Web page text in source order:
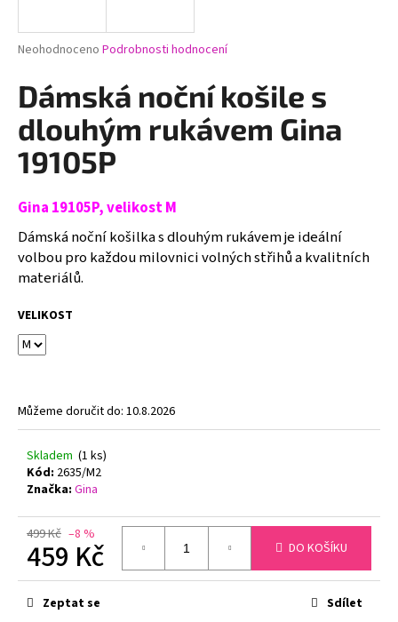
Průměrné
produktu
je
0,0
z
5
hvězdiček.
Neohodnoceno Podrobnosti hodnocení
Dámská noční košile s
dlouhým rukávem Gina
19105P
Gina 19105P, velikost M
Dámská noční košilka s dlouhým rukávem je ideální
volbou pro každou milovnici volných střihů a kvalitních
materiálů.
VELIKOST
Můžeme doručit do: 10.8.2026
Skladem (1 ks)
Kód: 2635/M2
Značka: Gina
499 Kč –8 %
459 Kč
Měrná
cena:
DO KOŠÍKU
Zeptat se Sdílet
j
t
?
HLEDAT
D
p
o
r
u
e
m
PODPRSENKA
KOSTICÍ
FELINA
RHAPSODY